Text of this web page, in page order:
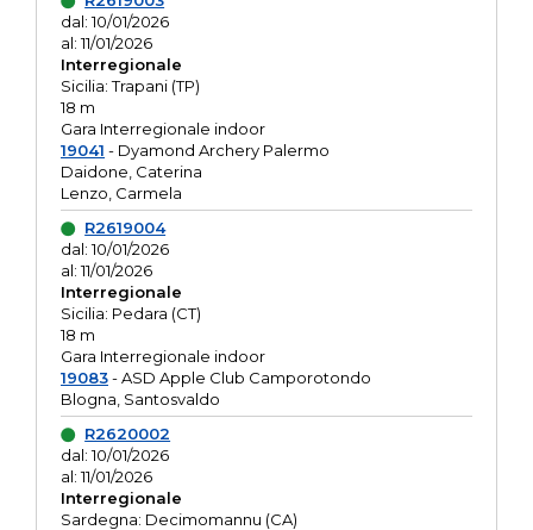
dal: 10/01/2026
al: 11/01/2026
Interregionale
Sicilia: Trapani (TP)
18 m
Gara Interregionale indoor
19041 - Dyamond Archery Palermo
Daidone, Caterina
Lenzo, Carmela
R2619004
dal: 10/01/2026
al: 11/01/2026
Interregionale
Sicilia: Pedara (CT)
18 m
Gara Interregionale indoor
19083- ASD Apple Club Camporotondo
Blogna, Santosvaldo
R2620002
dal: 10/01/2026
al: 11/01/2026
Interregionale
Sardegna: Decimomannu (CA)